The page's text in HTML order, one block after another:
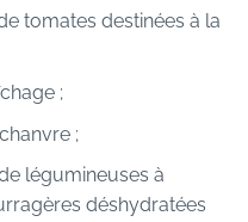
tomates destinées à la
;
;
légumineuses à
déshydratées